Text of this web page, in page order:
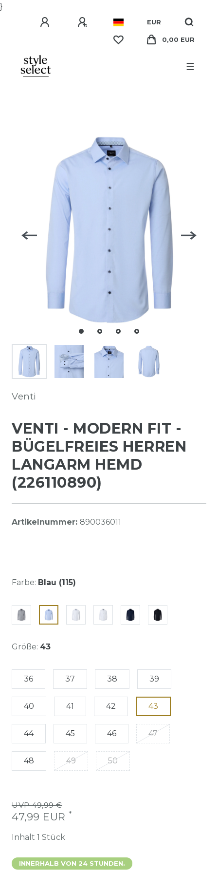
}
EUR
0,00 EUR
☰
Venti
VENTI - MODERN FIT -
BÜGELFREIES HERREN
LANGARM HEMD
(226110890)
Artikelnummer: 890036011
Farbe: Blau (115)
Größe: 43
36 37 38 39
40 41 42 43
44 45 46 47
48 49 50
UVP 49,99 €
47,99 EUR *
Inhalt 1 Stück
INNERHALB VON 24 STUNDEN.